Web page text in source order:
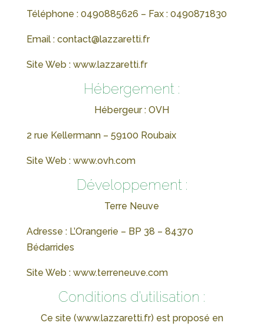
Téléphone : 0490885626 – Fax : 0490871830
Email : contact@lazzaretti.fr
Site Web : www.lazzaretti.fr
Hébergement :
Hébergeur : OVH
2 rue Kellermann – 59100 Roubaix
Site Web : www.ovh.com
Développement :
Terre Neuve
Adresse : L’Orangerie – BP 38 – 84370
Bédarrides
Site Web : www.terreneuve.com
Conditions d’utilisation :
Ce site (www.lazzaretti.fr) est proposé en